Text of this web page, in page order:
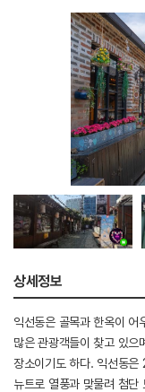
상세정보
익선동은 골목과 한옥이 어
많은 관광객들이 찾고 있으
장소이기도 하다. 익선동
뉴트로 열풍과 맞물려 첨단